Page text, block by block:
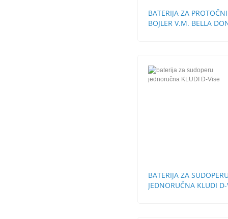
BATERIJA ZA PROTOČNI
BOJLER V.M. BELLA
BATERIJA ZA
JEDNORUČNA KLUDI D-